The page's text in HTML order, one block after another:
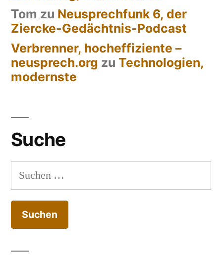
Tom zu Neusprechfunk 6, der
Ziercke-Gedächtnis-Podcast
Verbrenner, hocheffiziente –
neusprech.org zu Technologien,
modernste
Suche
Suchen
nach: